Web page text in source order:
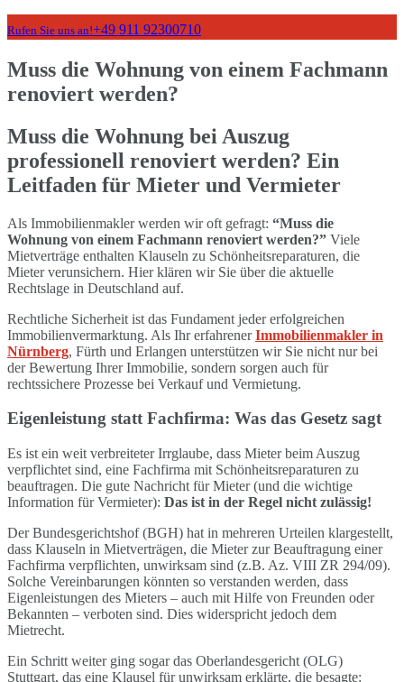
Rufen Sie uns an!+49 911 92300710
Muss die Wohnung von einem Fachmann
renoviert werden?
Muss die Wohnung bei Auszug
professionell renoviert werden? Ein
Leitfaden für Mieter und Vermieter
Als Immobilienmakler werden wir oft gefragt: “Muss die
Wohnung von einem Fachmann renoviert werden?” Viele
Mietverträge enthalten Klauseln zu Schönheitsreparaturen, die
Mieter verunsichern. Hier klären wir Sie über die aktuelle
Rechtslage in Deutschland auf.
Rechtliche Sicherheit ist das Fundament jeder erfolgreichen
Immobilienvermarktung. Als Ihr erfahrenerImmobilienmakler in
Nürnberg, Fürth und Erlangen unterstützen wir Sie nicht nur bei
der Bewertung Ihrer Immobilie, sondern sorgen auch für
rechtssichere Prozesse bei Verkauf und Vermietung.
Eigenleistung statt Fachfirma: Was das Gesetz sagt
Es ist ein weit verbreiteter Irrglaube, dass Mieter beim Auszug
verpflichtet sind, eine Fachfirma mit Schönheitsreparaturen zu
beauftragen. Die gute Nachricht für Mieter (und die wichtige
Information für Vermieter): Das ist in der Regel nicht zulässig!
Der Bundesgerichtshof (BGH) hat in mehreren Urteilen klargestellt,
dass Klauseln in Mietverträgen, die Mieter zur Beauftragung einer
Fachfirma verpflichten, unwirksam sind (z.B. Az. VIII ZR 294/09).
Solche Vereinbarungen könnten so verstanden werden, dass
Eigenleistungen des Mieters – auch mit Hilfe von Freunden oder
Bekannten – verboten sind. Dies widerspricht jedoch dem
Mietrecht.
Ein Schritt weiter ging sogar das Oberlandesgericht (OLG)
Stuttgart, das eine Klausel für unwirksam erklärte, die besagte: